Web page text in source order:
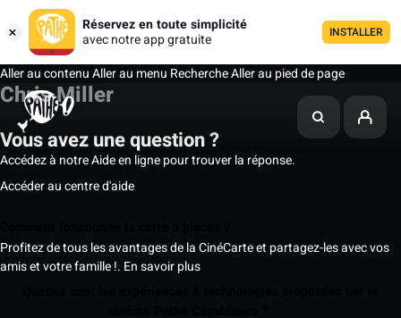
Réservez en toute simplicité
avec notre app gratuite
INSTALLER
Aller au contenuAller au menu RechercheAller au pied de page
Chris Miller
Vous avez une question ?
Accédez à notre Aide en ligne pour trouver la réponse.
Accéder au centre d'aide
Profitez de tous les avantages de la CinéCarte et partagez-les avec vos
amis et votre famille !. En savoir plus